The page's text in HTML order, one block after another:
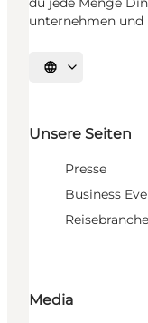
unternehmen und
Sprache auswählen
Unsere Seiten
Presse
Business
Reisebranche
Media